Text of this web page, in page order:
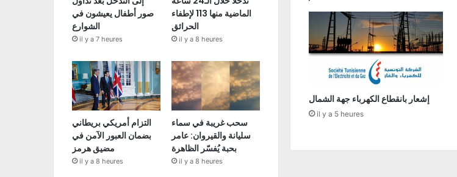
إشعار بانقطاع الكهرباء جهة الشمال
il y a 5 heures
صور أطفال يعيشون في
الشوارع
il y a 7 heures
الماضية منها 113 لإطفاء
الحرائق
il y a 8 heures
التزام أمريكي بريطاني
بضمان العبور الآمن في
مضيق هرمز
il y a 8 heures
سحب غريبة في سماء
سليانة والقيروان: عامر
بحبة يُفسّر الظاهرة
il y a 8 heures